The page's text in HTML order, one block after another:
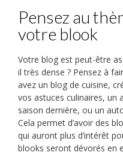
Pensez au
votre blook
Votre blog est peut-être
il très dense ? Pensez à
avez un blog de cuisine,
vos astuces culinaires, un
saison dernière, ou un
Cela permet d’avoir des
qui auront plus d’intérêt
blooks seront dévorés en